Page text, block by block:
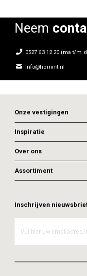
Neem
0527 63 12 20 (ma t/m
info@homint.nl
Onze vestigingen
Inspiratie
Over ons
Assortiment
Inschrijven